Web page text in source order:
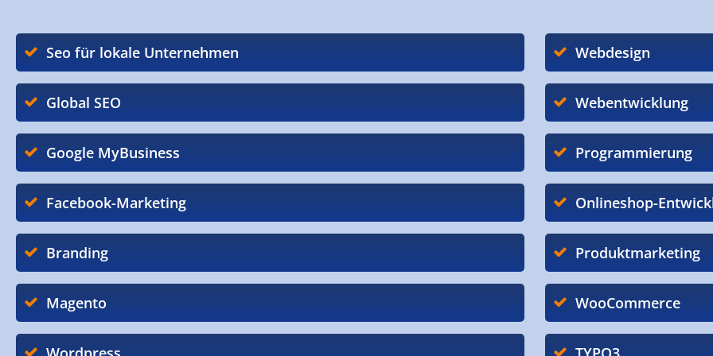
Seo für lokale Unternehmen
Global SEO
Google MyBusiness
Facebook-Marketing
Branding
Magento
Webdesign
Webentwicklung
Programmierung
Onlineshop-
Produktmarketing
WooCommerce